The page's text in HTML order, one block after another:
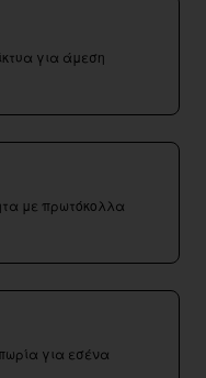
για άμεση
με πρωτόκολλα
για εσένα